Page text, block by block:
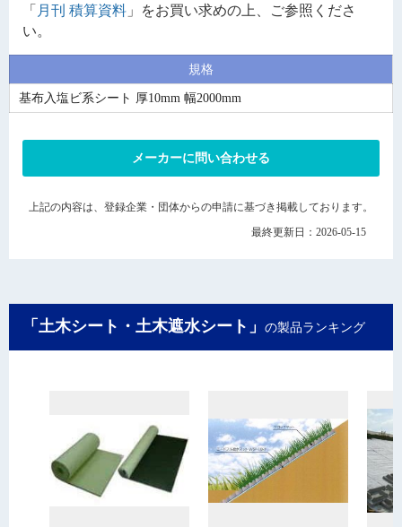
「 月刊 積算資料 」をお買い求めの上、ご参照くださ
い。
規格
基布入塩ビ系シート 厚10mm 幅2000mm
メーカーに問い合わせる
上記の内容は、登録企業・団体からの申請に基づき掲載しております。
最終更新日：2026-05-15
「土木シート・土木遮水シート」 の製品ランキング